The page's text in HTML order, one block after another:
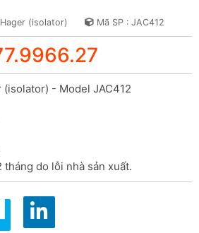
(isolator)
Mã SP : JAC412
(isolator) - Model JAC412
tháng do lỗi nhà sản xuất.